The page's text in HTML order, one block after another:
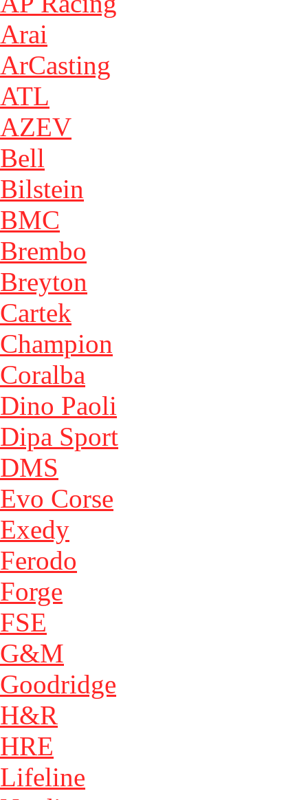
Arai
ArCasting
ATL
AZEV
Bell
Bilstein
BMC
Brembo
Breyton
Cartek
Champion
Coralba
Dino Paoli
Dipa Sport
DMS
Evo Corse
Exedy
Ferodo
Forge
FSE
G&M
Goodridge
H&R
HRE
Lifeline